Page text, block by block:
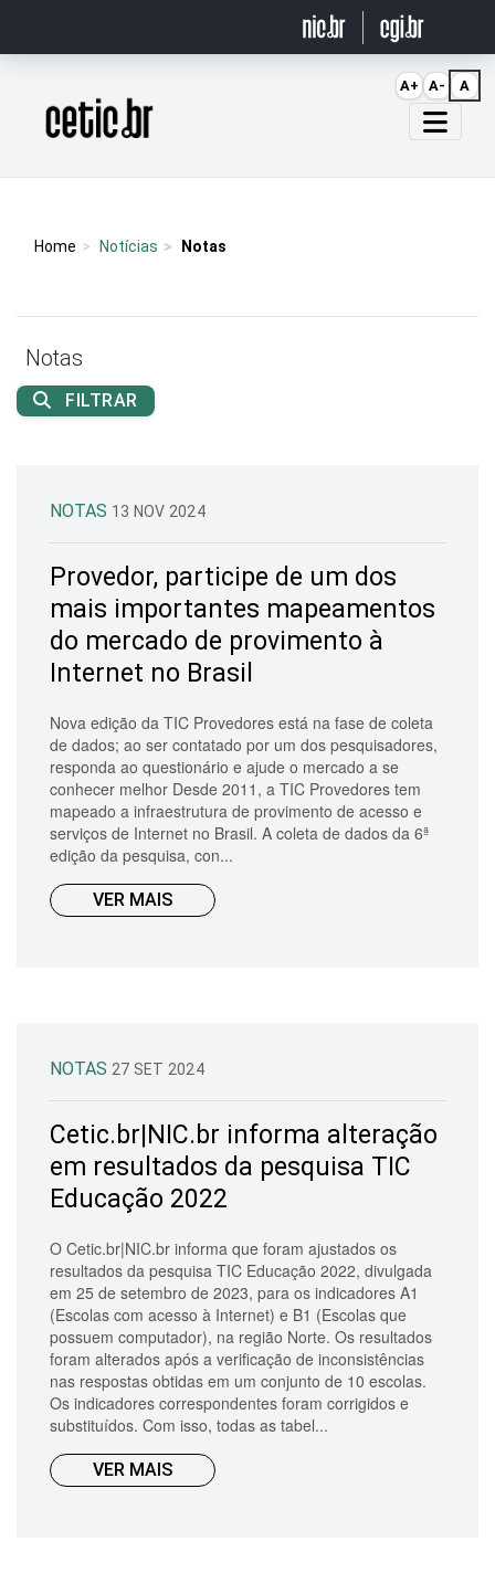
Página inicial
Home Notícias Notas
Notas
FILTRAR
NOTAS 13 NOV 2024
Provedor, participe de um dos
mais importantes mapeamentos
do mercado de provimento à
Internet no Brasil
Nova edição da TIC Provedores está na fase de coleta
de dados; ao ser contatado por um dos pesquisadores,
responda ao questionário e ajude o mercado a se
conhecer melhor Desde 2011, a TIC Provedores tem
mapeado a infraestrutura de provimento de acesso e
serviços de Internet no Brasil. A coleta de dados da 6ª
edição da pesquisa, con...
VER MAIS
NOTAS 27 SET 2024
Cetic.br|NIC.br informa alteração
em resultados da pesquisa TIC
Educação 2022
O Cetic.br|NIC.br informa que foram ajustados os
resultados da pesquisa TIC Educação 2022, divulgada
em 25 de setembro de 2023, para os indicadores A1
(Escolas com acesso à Internet) e B1 (Escolas que
possuem computador), na região Norte. Os resultados
foram alterados após a verificação de inconsistências
nas respostas obtidas em um conjunto de 10 escolas.
Os indicadores correspondentes foram corrigidos e
substituídos. Com isso, todas as tabel...
VER MAIS
A+ A- A